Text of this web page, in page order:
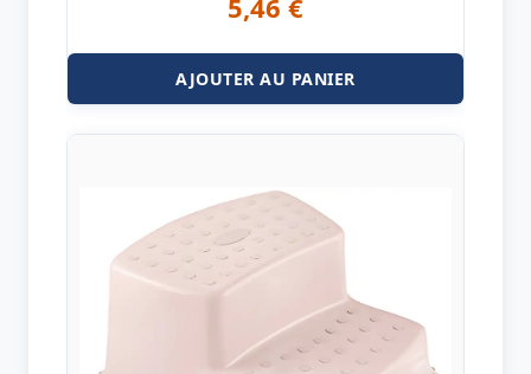
AJOUTER AU PANIER